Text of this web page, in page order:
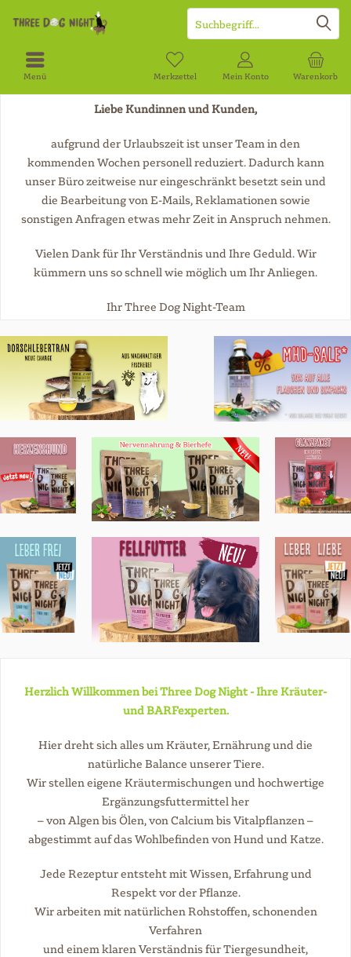
Menü Warenkorb
Merkzettel Mein Konto
Liebe Kundinnen und Kunden,
aufgrund der Urlaubszeit ist unser Team in den
kommenden Wochen personell reduziert. Dadurch kann
unser Büro zeitweise nur eingeschränkt besetzt sein und
die Bearbeitung von E-Mails, Reklamationen sowie
sonstigen Anfragen etwas mehr Zeit in Anspruch nehmen.
Vielen Dank für Ihr Verständnis und Ihre Geduld. Wir
kümmern uns so schnell wie möglich um Ihr Anliegen.
Ihr Three Dog Night-Team
Herzlich Willkommen bei Three Dog Night - Ihre Kräuter-
und BARFexperten.
Hier dreht sich alles um Kräuter, Ernährung und die
natürliche Balance unserer Tiere.
Wir stellen eigene Kräutermischungen und hochwertige
Ergänzungsfuttermittel her
– von Algen bis Ölen, von Calcium bis Vitalpflanzen –
abgestimmt auf das Wohlbefinden von Hund und Katze.
Jede Rezeptur entsteht mit Wissen, Erfahrung und
Respekt vor der Pflanze.
Wir arbeiten mit natürlichen Rohstoffen, schonenden
Verfahren
und einem klaren Verständnis für Tiergesundheit,